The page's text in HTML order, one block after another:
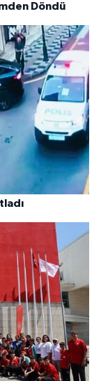
Döndü